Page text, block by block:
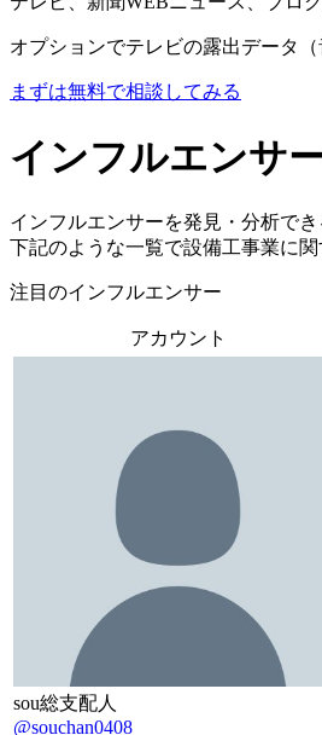
オプションでテレビの露出データ
まずは無料で相談してみる
インフルエンサ
インフルエンサーを発見・分析で
下記のような一覧で設備工事業に関
注目のインフルエンサー
アカウント
sou総支配人
@souchan0408